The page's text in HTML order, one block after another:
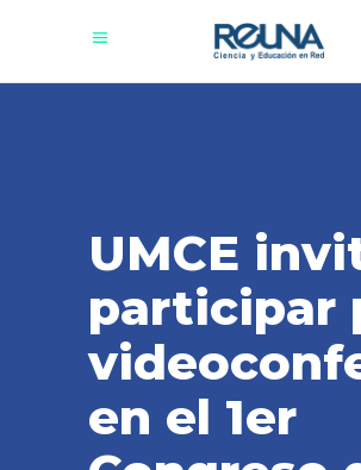
UMCE
participar
en el 1er